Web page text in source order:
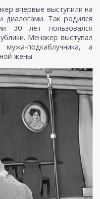
впервые выступили на
диалогами. Так родился
30 лет пользовался
Менакер выступал
подкаблучника, а
жены.